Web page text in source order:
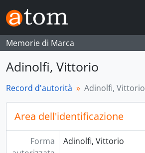
Skip to main content
Memorie di Marca
Adinolfi, Vittorio
Record d'autorità Adinolfi, Vittorio
Area dell'identificazione
Forma
Adinolfi, Vittorio